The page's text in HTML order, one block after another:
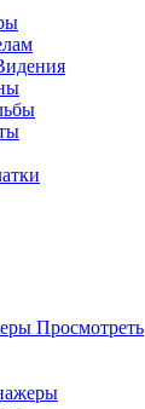
Просмотреть